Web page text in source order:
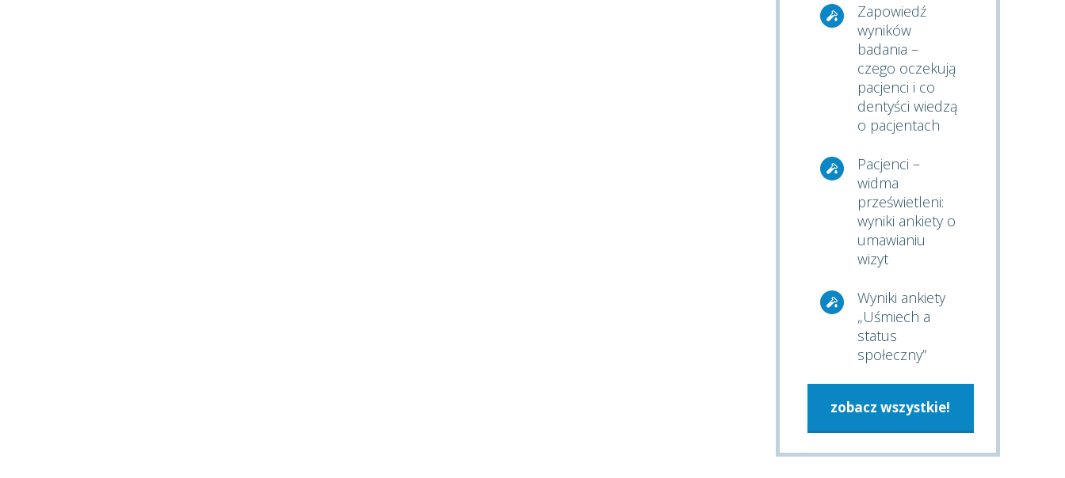
Zapowiedź
wyników
badania –
czego oczekują
pacjenci i co
dentyści wiedzą
o pacjentach
Pacjenci –
widma
prześwietleni:
wyniki ankiety o
umawianiu
wizyt
Wyniki ankiety
„Uśmiech a
status
społeczny”
zobacz wszystkie!